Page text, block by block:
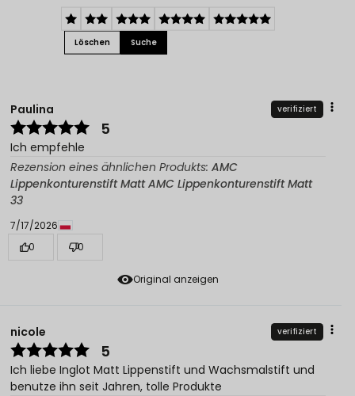
Löschen Suche
Original anzeigen
Paulina verifiziert
5
Ich empfehle
Rezension eines ähnlichen Produkts: AMC
Lippenkonturenstift Matt AMC Lippenkonturenstift Matt
33
7/17/2026
0
0
nicole verifiziert
5
Ich liebe Inglot Matt Lippenstift und Wachsmalstift und
benutze ihn seit Jahren, tolle Produkte